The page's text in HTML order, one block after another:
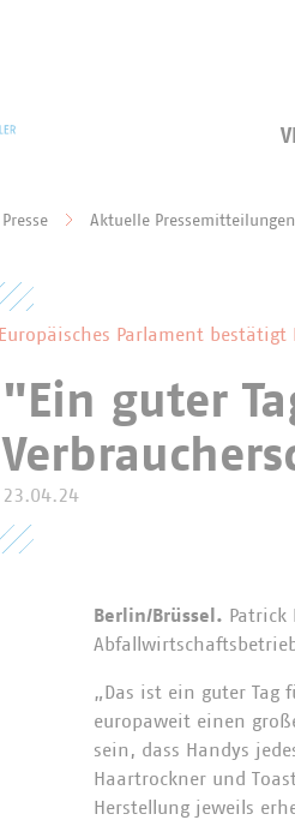
Presse Aktuelle Pressemitteilungen
Europäisches Parlament bestätigt
"Ein guter
23.04.24
Berlin/Brüssel.
„Das ist ein guter Tag
europaweit einen
sein, dass Handys
Haartrockner und
Herstellung jeweils